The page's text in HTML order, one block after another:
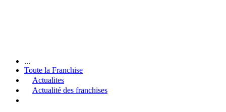
...
Toute la Franchise
Actualites
Actualité des franchises